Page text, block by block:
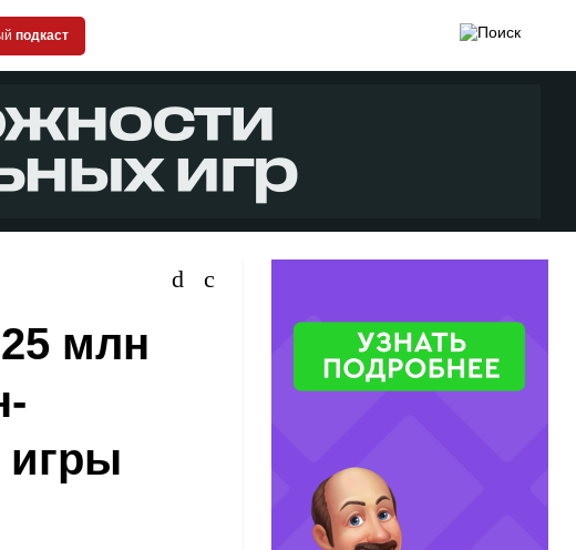
подкаст
млн
игры